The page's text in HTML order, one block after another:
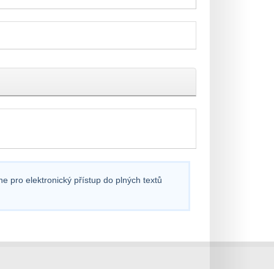
pro elektronický přístup do plných textů